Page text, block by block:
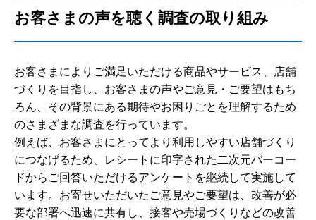
お客さまの声を聴く調査の取り組み
お客さまによりご満足いただける商品やサービス、店舗
づくりを目指し、お客さまの声やご意見・ご要望はもち
ろん、その背景にある期待やお困りごとを理解するため
のさまざまな調査を行っています。
例えば、お客さまにとってより利用しやすい店舗づくり
につなげるため、レシートに印字された二次元バーコー
ドからご回答いただけるアンケートを継続して実施して
います。お寄せいただいたご意見やご要望は、改善が必
要な部署へ迅速に共有し、接客や売場づくりなどの改善